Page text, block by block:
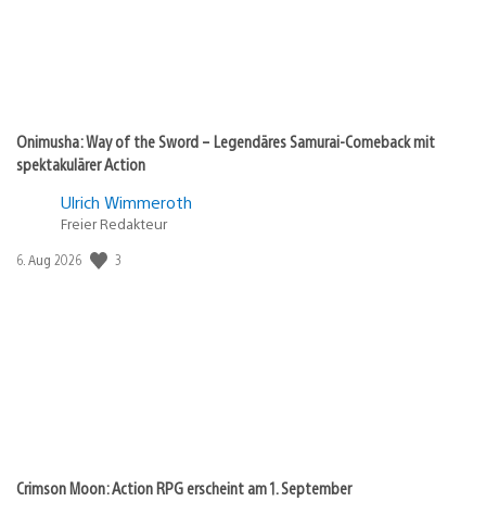
Onimusha: Way of the Sword – Legendäres Samurai-Comeback mit
spektakulärer Action
Ulrich Wimmeroth
Freier Redakteur
Veröffentlichungsdatum:
6. Aug 2026 3
Crimson Moon: Action RPG erscheint am 1. September